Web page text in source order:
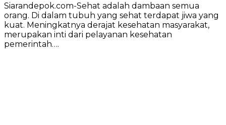
Siarandepok.com-Sehat adalah dambaan semua
orang. Di dalam tubuh yang sehat terdapat jiwa yang
kuat. Meningkatnya derajat kesehatan masyarakat,
merupakan inti dari pelayanan kesehatan
pemerintah….